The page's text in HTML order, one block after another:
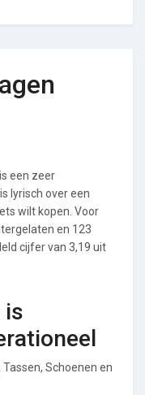
een zeer
lyrisch over een
wilt kopen. Voor
en 123
cijfer van 3,19 uit
is
Schoenen en